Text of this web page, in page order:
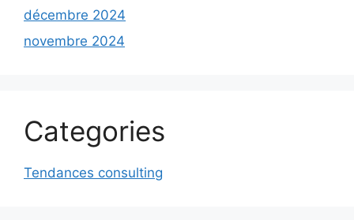
décembre 2024
novembre 2024
Categories
Tendances consulting